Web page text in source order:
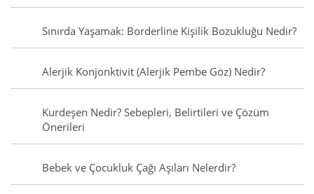
Sınırda Yaşamak: Borderline Kişilik Bozukluğu Nedir?
Alerjik Konjonktivit (Alerjik Pembe Göz) Nedir?
Kurdeşen Nedir? Sebepleri, Belirtileri ve Çözüm
Önerileri
Bebek ve Çocukluk Çağı Aşıları Nelerdir?